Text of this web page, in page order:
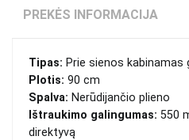
PREKĖS INFORMACIJA
Tipas: Prie sienos kabinamas
Plotis: 90 cm
Spalva: Nerūdijančio plieno
Ištraukimo galingumas: 550
direktyvą